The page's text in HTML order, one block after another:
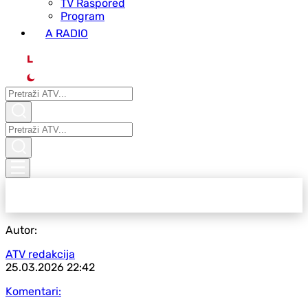
ТV Raspored
Program
A RADIO
L
Autor:
ATV redakcija
25.03.2026 22:42
Komentari: